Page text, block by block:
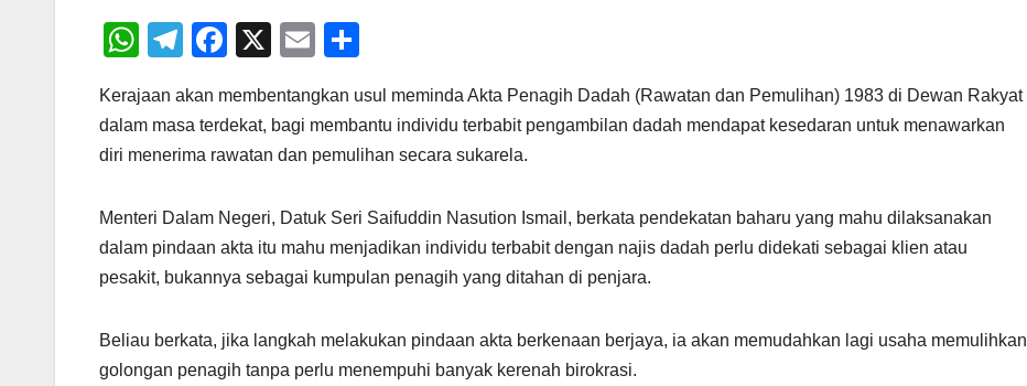
W
at
s
p
p
T
e
gr
m
F
c
e
o
o
k
X
E
ail ar
e
Kerajaan akan membentangkan usul meminda Akta Penagih Dadah (Rawatan dan Pemulihan) 1983 di Dewan Rakyat
dalam masa terdekat, bagi membantu individu terbabit pengambilan dadah mendapat kesedaran untuk menawarkan
diri menerima rawatan dan pemulihan secara sukarela.
Menteri Dalam Negeri, Datuk Seri Saifuddin Nasution Ismail, berkata pendekatan baharu yang mahu dilaksanakan
dalam pindaan akta itu mahu menjadikan individu terbabit dengan najis dadah perlu didekati sebagai klien atau
pesakit, bukannya sebagai kumpulan penagih yang ditahan di penjara.
Beliau berkata, jika langkah melakukan pindaan akta berkenaan berjaya, ia akan memudahkan lagi usaha memulihkan
golongan penagih tanpa perlu menempuhi banyak kerenah birokrasi.